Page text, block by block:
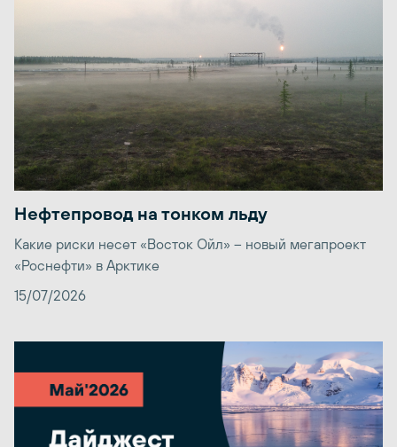
Нефтепровод на тонком льду
Какие риски несет «Восток Ойл» – новый мегапроект
«Роснефти» в Арктике
15/07/2026